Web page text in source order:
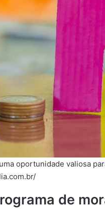
oportunidade valiosa
de